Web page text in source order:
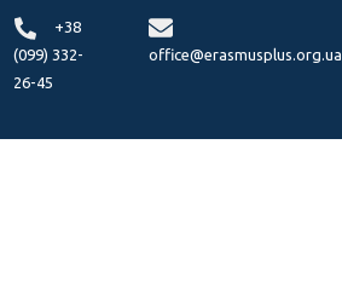
+38
(099) 332-
26-45
office@erasmusplus.org.ua